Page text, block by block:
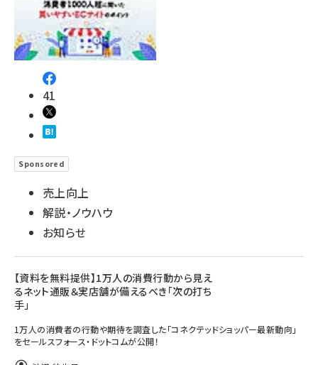
41
Sponsored
売上向上
解説・ノウハウ
お知らせ
【資料を無料提供】1万人の消費行動から見え
るネット通販＆実店舗が備えるべき「次の打ち
手」
1万人の消費者の行動や期待を調査した「コネクテッドショッパー最新動向」
をセールスフォース・ドットコムが公開！